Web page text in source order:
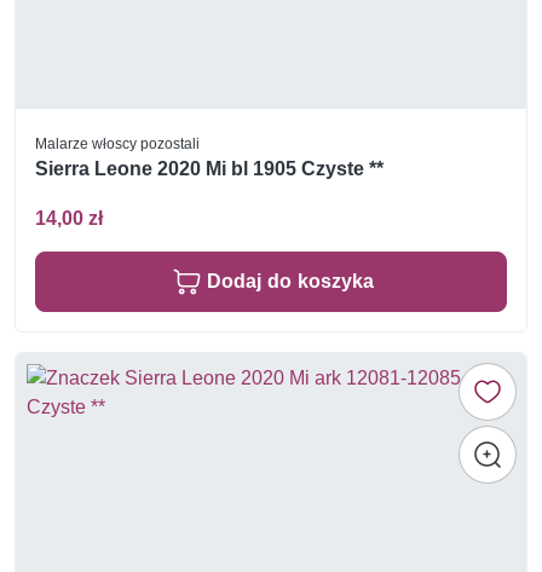
Malarze włoscy pozostali
Sierra Leone 2020 Mi bl 1905 Czyste **
14,00 zł
Dodaj do koszyka